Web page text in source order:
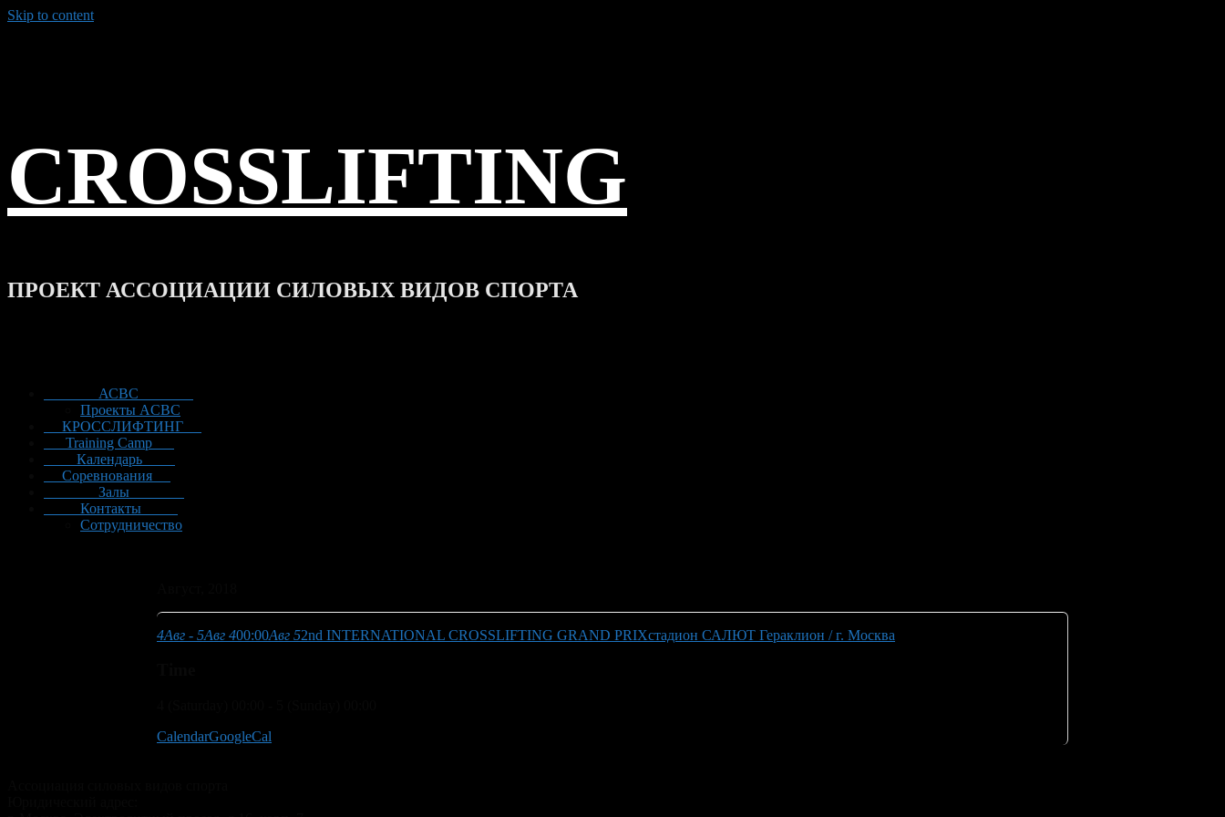
Skip to content
CROSSLIFTING
ПРОЕКТ АССОЦИАЦИИ СИЛОВЫХ ВИДОВ СПОРТА
АСВС
Проекты ACBC
КРОССЛИФТИНГ
Training Camp
Календарь
Соревнования
Залы
Контакты
Сотрудничество
4Авг - 5Авг 400:00Авг 52nd INTERNATIONAL CROSSLIFTING GRAND PRIXстадион САЛЮТ Гераклион / г. Москва
CalendarGoogleCal